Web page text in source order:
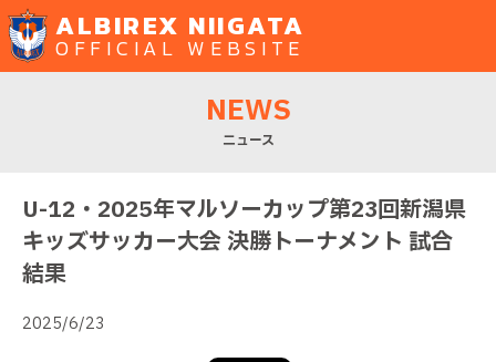
ALBIREX NIIGATA
OFFICIAL WEBSITE
NEWS
ニュース
U-12・2025年マルソーカップ第23回新潟県
キッズサッカー大会 決勝トーナメント 試合
結果
2025/6/23